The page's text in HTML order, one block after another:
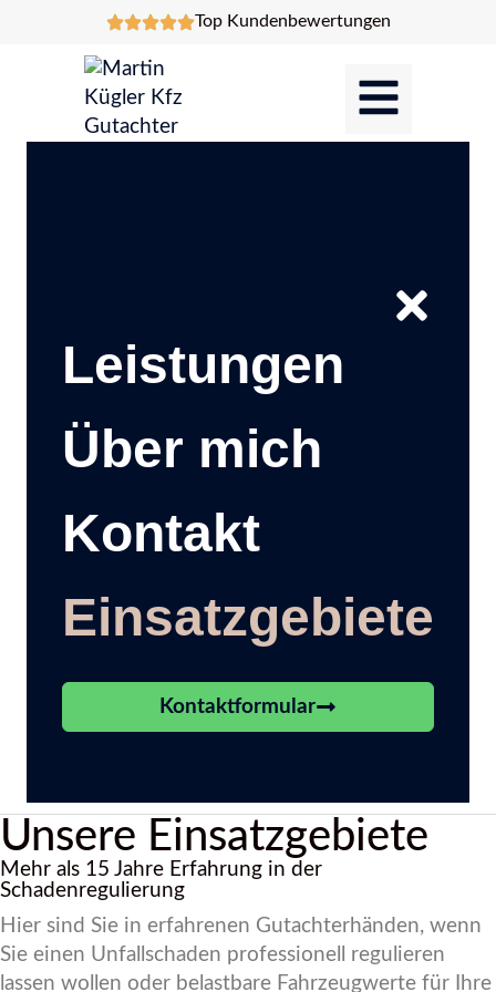
Top Kundenbewertungen
Leistungen
Über mich
Kontakt
Einsatzgebiete
Kontaktformular
Unsere Einsatzgebiete
Mehr als 15 Jahre Erfahrung in der
Schadenregulierung
Hier sind Sie in erfahrenen Gutachterhänden, wenn
Sie einen Unfallschaden professionell regulieren
lassen wollen oder belastbare Fahrzeugwerte für Ihre